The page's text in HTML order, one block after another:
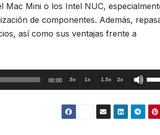
Mini o los Intel NUC,
de componentes. Además,
así como sus ventajas frente a
00:00 .5x 1x 1.5x 2x
las
de